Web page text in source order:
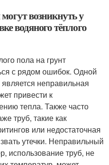
возникнуть у
водяного тёплого
пола на грунт
с рядом ошибок. Одной
неправильная
привести к
тепла. Также часто
труб, такие как
или недостаточная
утечки. Неправильный
использование труб, не